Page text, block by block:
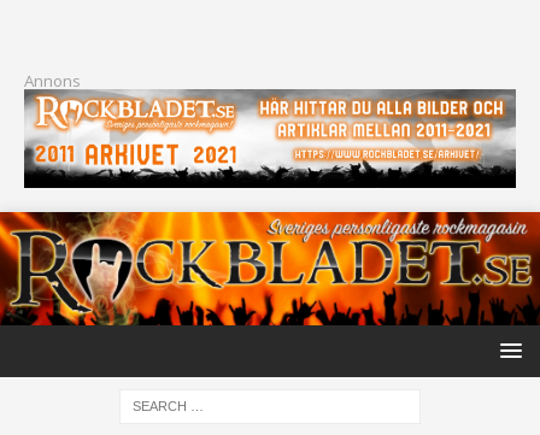
Annons